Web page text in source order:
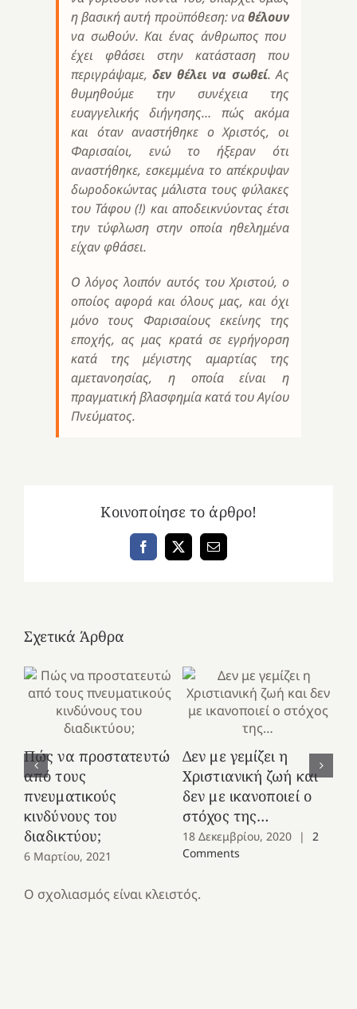
η βασική αυτή προϋπόθεση: ναθέλουν
να σωθούν. Και ένας άνθρωπος που
έχει φθάσει στην κατάσταση που
περιγράψαμε,δεν θέλει να σωθεί. Ας
θυμηθούμε την συνέχεια της
ευαγγελικής διήγησης… πώς ακόμα
και όταν αναστήθηκε ο Χριστός, οι
Φαρισαίοι, ενώ το ήξεραν ότι
αναστήθηκε, εσκεμμένα το απέκρυψαν
δωροδοκώντας μάλιστα τους φύλακες
του Τάφου (!) και αποδεικνύοντας έτσι
την τύφλωση στην οποία ηθελημένα
είχαν φθάσει.
Ο λόγος λοιπόν αυτός του Χριστού, ο
οποίος αφορά και όλους μας, και όχι
μόνο τους Φαρισαίους εκείνης της
εποχής, ας μας κρατά σε εγρήγορση
κατά της μέγιστης αμαρτίας της
αμετανοησίας, η οποία είναι η
πραγματική βλασφημία κατά του Αγίου
Πνεύματος.
Κοινοποίησε το άρθρο!
Facebook
X Email
Σχετικά Άρθρα
Πώς να προστατευτώ
από τους
πνευματικούς
κινδύνους του
διαδικτύου;
6 Μαρτίου, 2021
Δεν με γεμίζει η
Χριστιανική ζωή και
δεν με ικανοποιεί ο
στόχος της…
18 Δεκεμβρίου, 2020 |
2
Comments
Ο σχολιασμός είναι κλειστός.